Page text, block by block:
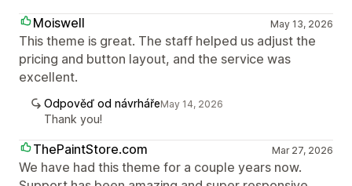
Moiswell May 13, 2026
This theme is great. The staff helped us adjust the
pricing and button layout, and the service was
excellent.
Odpověď od návrhářeMay 14, 2026
Thank you!
ThePaintStore.com Mar 27, 2026
We have had this theme for a couple years now.